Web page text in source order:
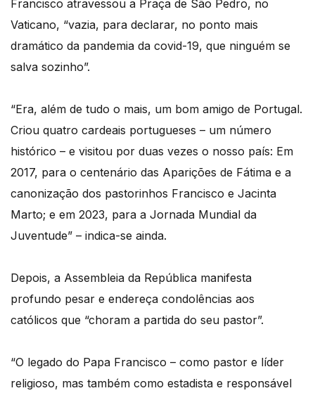
Francisco atravessou a Praça de São Pedro, no
Vaticano, “vazia, para declarar, no ponto mais
dramático da pandemia da covid-19, que ninguém se
salva sozinho”.
“Era, além de tudo o mais, um bom amigo de Portugal.
Criou quatro cardeais portugueses – um número
histórico – e visitou por duas vezes o nosso país: Em
2017, para o centenário das Aparições de Fátima e a
canonização dos pastorinhos Francisco e Jacinta
Marto; e em 2023, para a Jornada Mundial da
Juventude” – indica-se ainda.
Depois, a Assembleia da República manifesta
profundo pesar e endereça condolências aos
católicos que “choram a partida do seu pastor”.
“O legado do Papa Francisco – como pastor e líder
religioso, mas também como estadista e responsável